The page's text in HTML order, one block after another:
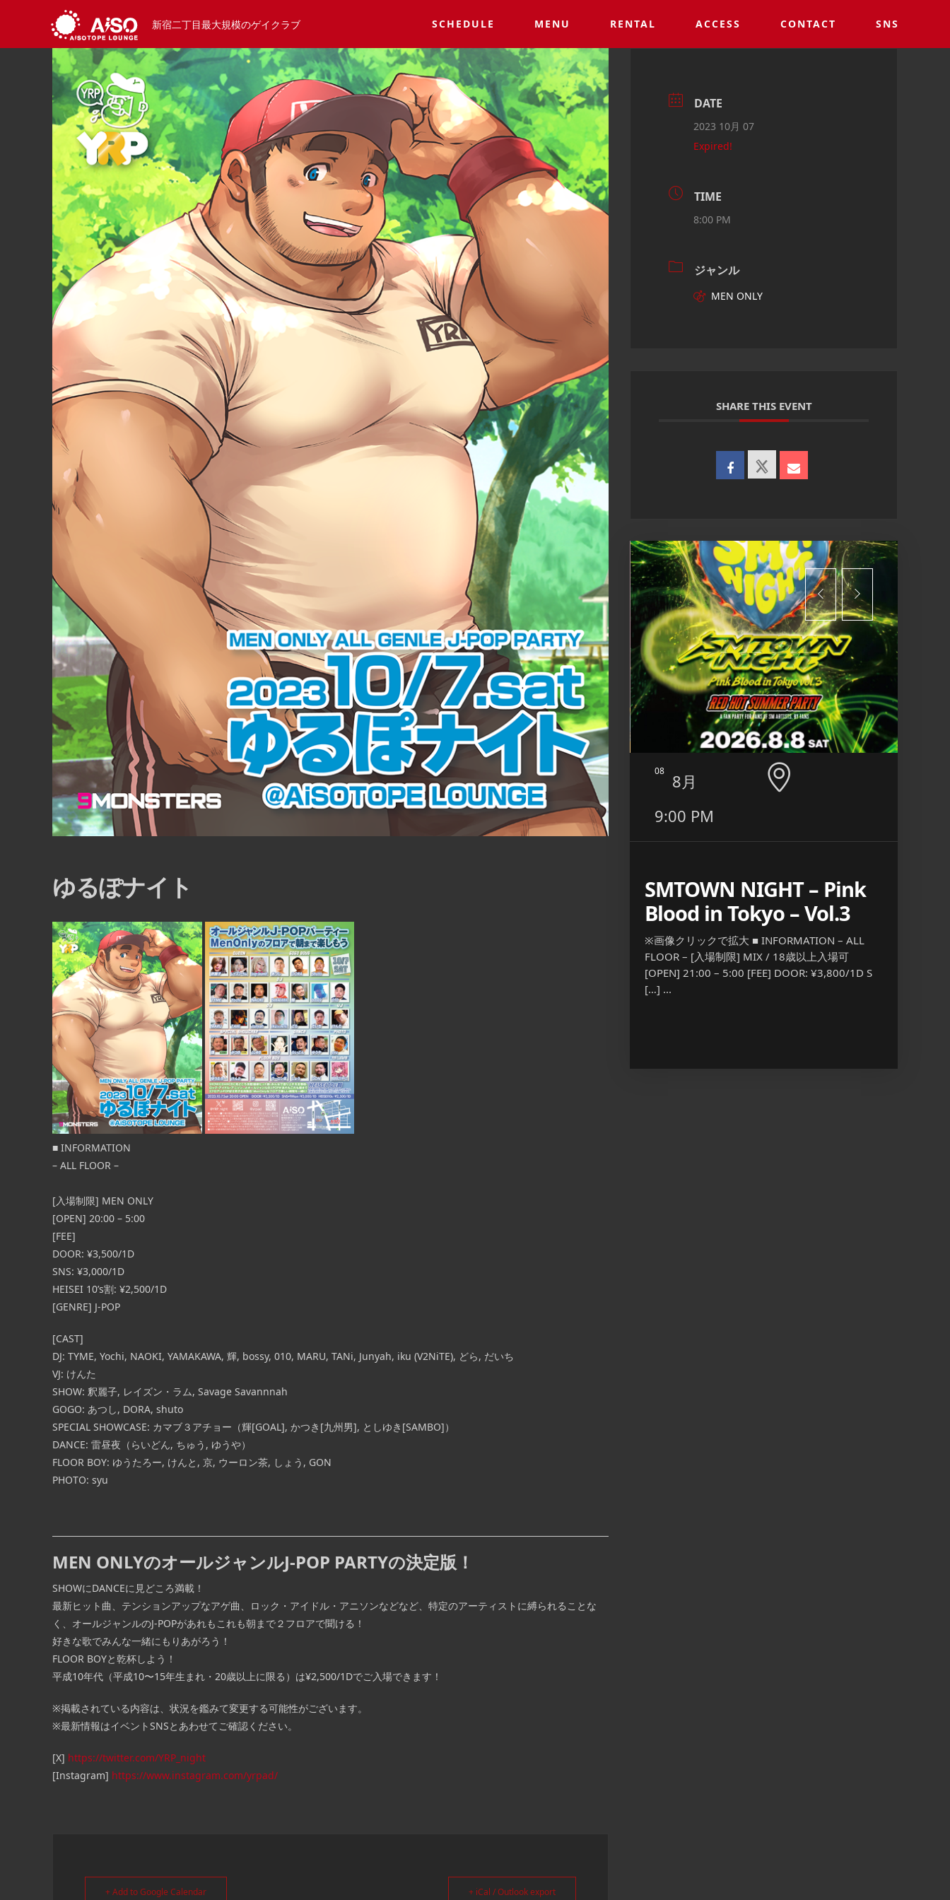
新宿二丁目最大規模のゲイクラブ SCHEDULE MENU RENTAL ACCESS CONTACT SNS
ゆるぽナイト
■ INFORMATION
– ALL FLOOR –
[入場制限] MEN ONLY
[OPEN] 20:00 – 5:00
[FEE]
DOOR: ¥3,500/1D
SNS: ¥3,000/1D
HEISEI 10’s割: ¥2,500/1D
[GENRE] J-POP
[CAST]
DJ: TYME, Yochi, NAOKI, YAMAKAWA, 輝, bossy, 010, MARU, TANi, Junyah, iku (V2NiTE), どら, だいち
VJ: けんた
SHOW: 釈麗子, レイズン・ラム, Savage Savannnah
GOGO: あつし, DORA, shuto
SPECIAL SHOWCASE: カマブ３アチョー（輝[GOAL], かつき[九州男], としゆき[SAMBO]）
DANCE: 雷昼夜（らいどん, ちゅう, ゆうや）
FLOOR BOY: ゆうたろー, けんと, 京, ウーロン茶, しょう, GON
PHOTO: syu
MEN ONLYのオールジャンルJ-POP PARTYの決定版！
SHOWにDANCEに見どころ満載！
最新ヒット曲、テンションアップなアゲ曲、ロック・アイドル・アニソンなどなど、特定のアーティストに縛られることな
く、オールジャンルのJ-POPがあれもこれも朝まで２フロアで聞ける！
好きな歌でみんな一緒にもりあがろう！
FLOOR BOYと乾杯しよう！
平成10年代（平成10〜15年生まれ・20歳以上に限る）は¥2,500/1Dでご入場できます！
※掲載されている内容は、状況を鑑みて変更する可能性がございます。
※最新情報はイベントSNSとあわせてご確認ください。
[X] https://twitter.com/YRP_night
[Instagram] https://www.instagram.com/yrpad/
+ Add to Google Calendar + iCal / Outlook export
DATE
2023 10月 07
Expired!
TIME
8:00 PM
ジャンル
MEN ONLY
SHARE THIS EVENT
アウ
◉1部 OPEN
/ START
12
8月
8:00 PM
日本歌謡酒場 二代目ヒロ
■ INFORMATION – SUB FLOOR – [入場制限] MIX
[OPEN] 20:00 – 24:00 [FEE] 1st DRINK
¥1,000（2杯目以降は通常料 […] ...
07
8月
9:00 PM
08
8月
9:00 PM
SMTOWN NIGHT – Pink
Blood in Tokyo – Vol.3
※画像クリックで拡大 ■ INFORMATION – ALL
FLOOR – [入場制限] MIX / 18歳以上入場可
[OPEN] 21:00 – 5:00 [FEE] DOOR: ¥3,800/1D S
[…] ...